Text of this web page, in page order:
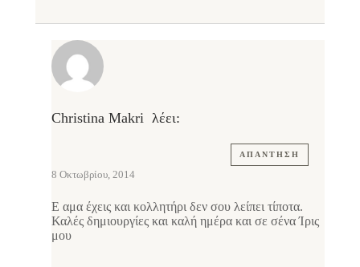
Christina Makri λέει:
ΑΠΆΝΤΗΣΗ
8 Οκτωβρίου, 2014
Ε αμα έχεις και κολλητήρι δεν σου λείπει τίποτα.
Καλές δημιουργίες και καλή ημέρα και σε σένα Ίρις
μου